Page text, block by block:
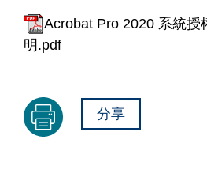
Acrobat Pro 2020 系統授
明.pdf
分享